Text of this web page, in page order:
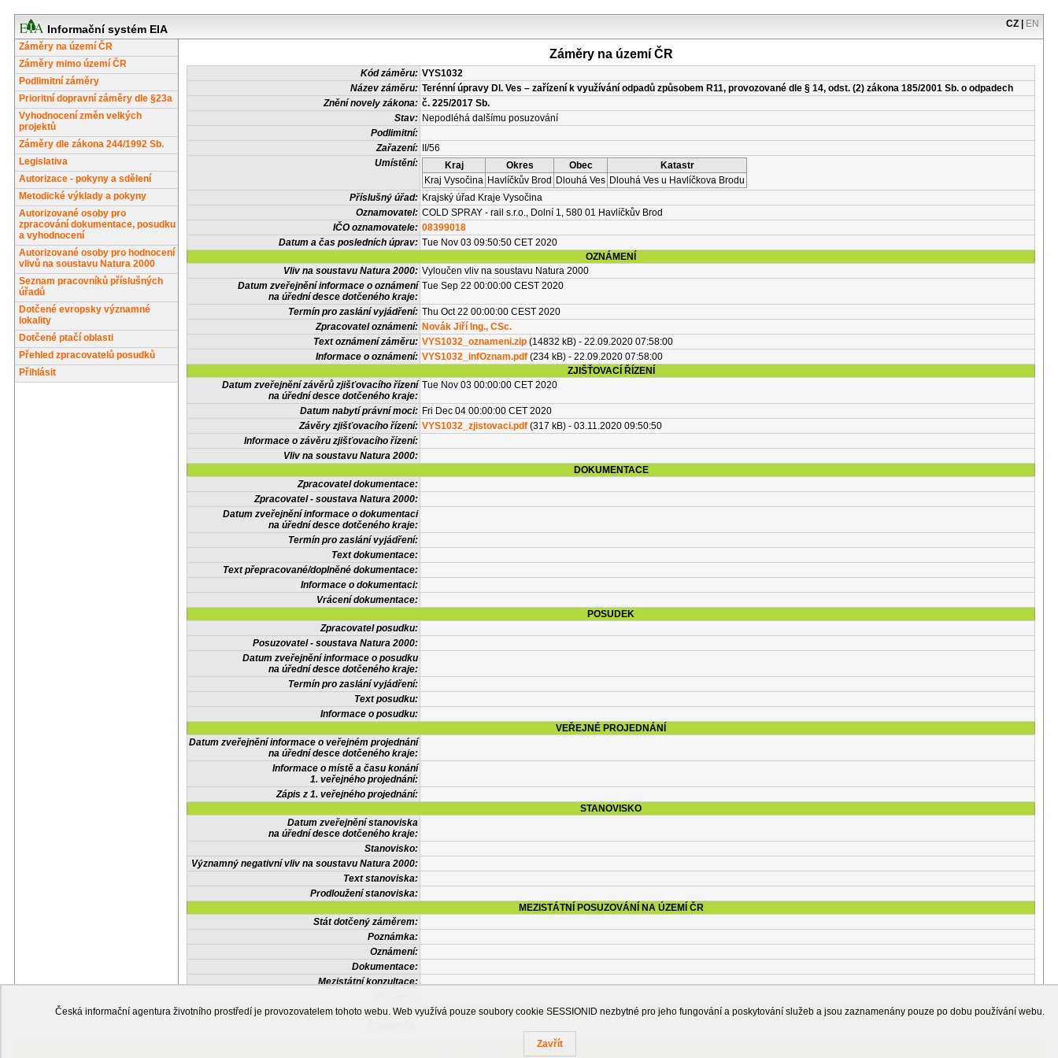
Informační systém EIA CZ EN
Záměry na území ČR
Záměry mimo území ČR
Podlimitní záměry
Prioritní dopravní záměry dle §23a
Vyhodnocení změn velkých
projektů
Záměry dle zákona 244/1992 Sb.
Legislativa
Autorizace - pokyny a sdělení
Metodické výklady a pokyny
Autorizované osoby pro
zpracování dokumentace, posudku
a vyhodnocení
Autorizované osoby pro hodnocení
vlivů na soustavu Natura 2000
Seznam pracovníků příslušných
úřadů
Dotčené evropsky významné
lokality
Dotčené ptačí oblasti
Přehled zpracovatelů posudků
Přihlásit
Záměry na území ČR
Kód záměru: VYS1032
Název záměru: Terénní úpravy Dl. Ves – zařízení k využívání odpadů způsobem R11, provozované dle § 14, odst. (2) zákona 185/2001 Sb. o odpadech
Znění novely zákona: č. 225/2017 Sb.
Stav: Nepodléhá dalšímu posuzování
Podlimitní:
Zařazení:
II/56
Umístění:
Kraj Okres Obec
Katastr
Kraj Vysočina Havlíčkův Brod Dlouhá Ves Dlouhá Ves u Havlíčkova Brodu
Příslušný úřad: Krajský úřad Kraje Vysočina
Oznamovatel: COLD SPRAY - rail s.r.o., Dolní 1, 580 01 Havlíčkův Brod
IČO oznamovatele: 08399018
Datum a čas posledních úprav: Tue Nov 03 09:50:50 CET 2020
OZNÁMENÍ
Vliv na soustavu Natura 2000: Vyloučen vliv na soustavu Natura 2000
Datum zveřejnění informace o oznámení
na úřední desce dotčeného kraje:
Tue Sep 22 00:00:00 CEST 2020
Termín pro zaslání vyjádření: Thu Oct 22 00:00:00 CEST 2020
Zpracovatel oznámení: Novák Jiří Ing., CSc.
Text oznámení záměru: VYS1032_oznameni.zip (14832 kB) - 22.09.2020 07:58:00
Informace o oznámení: VYS1032_infOznam.pdf (234 kB) - 22.09.2020 07:58:00
ZJIŠŤOVACÍ ŘÍZENÍ
Datum zveřejnění závěrů zjišťovacího řízení
na úřední desce dotčeného kraje:
Tue Nov 03 00:00:00 CET 2020
Datum nabytí právní moci: Fri Dec 04 00:00:00 CET 2020
Závěry zjišťovacího řízení: VYS1032_zjistovaci.pdf (317 kB) - 03.11.2020 09:50:50
Informace o závěru zjišťovacího řízení:
Vliv na soustavu Natura 2000:
DOKUMENTACE
Zpracovatel dokumentace:
Zpracovatel - soustava Natura 2000:
Datum zveřejnění informace o dokumentaci
na úřední desce dotčeného kraje:
Termín pro zaslání vyjádření:
Text dokumentace:
Text přepracované/doplněné dokumentace:
Informace o dokumentaci:
Vrácení dokumentace:
POSUDEK
Zpracovatel posudku:
Posuzovatel - soustava Natura 2000:
Datum zveřejnění informace o posudku
na úřední desce dotčeného kraje:
Termín pro zaslání vyjádření:
Text posudku:
Informace o posudku:
VEŘEJNÉ PROJEDNÁNÍ
Datum zveřejnění informace o veřejném projednání
na úřední desce dotčeného kraje:
Informace o místě a času konání
1. veřejného projednání:
Zápis z 1. veřejného projednání:
STANOVISKO
Datum zveřejnění stanoviska
na úřední desce dotčeného kraje:
Stanovisko:
Významný negativní vliv na soustavu Natura 2000:
Text stanoviska:
Prodloužení stanoviska:
MEZISTÁTNÍ POSUZOVÁNÍ NA ÚZEMÍ ČR
Stát dotčený záměrem:
Poznámka:
Oznámení:
Dokumentace:
Mezistátní konzultace:
OSTATNÍ INFORMACE
Česká informační agentura životního prostředí
Česká informační agentura životního prostředí je provozovatelem tohoto webu. Web využívá pouze soubory cookie SESSIONID nezbytné pro jeho fungování a poskytování služeb a jsou zaznamenány pouze po dobu používání webu.
Zavřít